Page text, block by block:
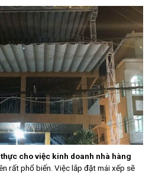
cho việc kinh doanh nhà hàng
rất phổ biến. Việc lắp đặt mái xếp sẽ